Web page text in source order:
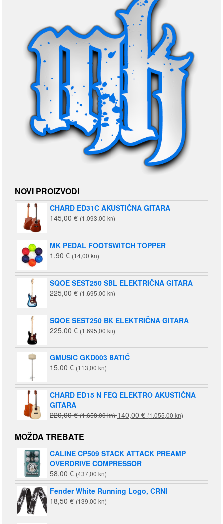
NOVI PROIZVODI
CHARD ED31C AKUSTIČNA GITARA
145,00 € (1.093,00 kn)
MK PEDAL FOOTSWITCH TOPPER
1,90 € (14,00 kn)
SQOE SEST250 SBL ELEKTRIČNA GITARA
225,00 € (1.695,00 kn)
SQOE SEST250 BK ELEKTRIČNA GITARA
225,00 € (1.695,00 kn)
GMUSIC GKD003 BATIĆ
15,00 € (113,00 kn)
CHARD ED15 N FEQ ELEKTRO AKUSTIČNA
GITARA
220,00€ (1.658,00 kn)Izvorna
cijena
je:
220,00 €
(1.658,00
140,00 € (1.055,00 kn)
cijena
140,00 €
(1.055,00
MOŽDA TREBATE
CALINE CP509 STACK ATTACK PREAMP
OVERDRIVE COMPRESSOR
58,00 € (437,00 kn)
Fender White Running Logo, CRNI
18,50 € (139,00 kn)